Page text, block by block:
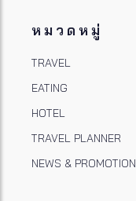
หมวดหมู่
TRAVEL
EATING
HOTEL
TRAVEL PLANNER
NEWS & PROMOTION